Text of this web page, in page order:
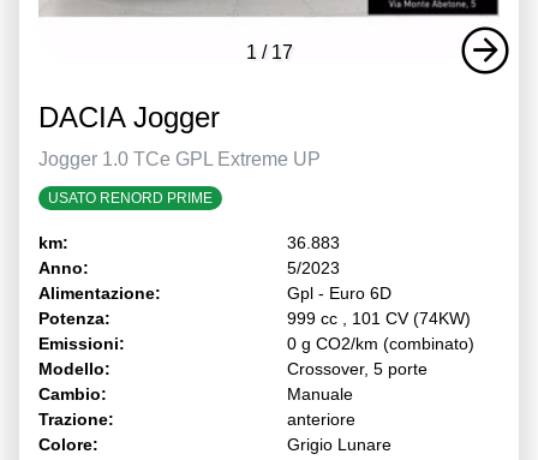
1 / 17
DACIA Jogger
Jogger 1.0 TCe GPL Extreme UP
USATO RENORD PRIME
km:
36.883
Anno:
5/2023
Alimentazione:
Gpl - Euro 6D
Potenza:
999 cc , 101 CV (74KW)
Emissioni:
0 g CO2/km (combinato)
Modello:
Crossover, 5 porte
Cambio:
Manuale
Trazione:
anteriore
Colore:
Grigio Lunare